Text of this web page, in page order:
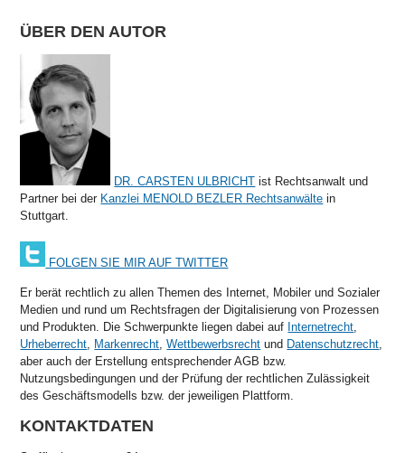
ÜBER DEN AUTOR
DR. CARSTEN ULBRICHT ist Rechtsanwalt und
Partner bei der Kanzlei MENOLD BEZLER Rechtsanwälte in
Stuttgart.
FOLGEN SIE MIR AUF TWITTER
Er berät rechtlich zu allen Themen des Internet, Mobiler und Sozialer
Medien und rund um Rechtsfragen der Digitalisierung von Prozessen
und Produkten. Die Schwerpunkte liegen dabei auf Internetrecht,
Urheberrecht, Markenrecht,Wettbewerbsrecht und Datenschutzrecht,
aber auch der Erstellung entsprechender AGB bzw.
Nutzungsbedingungen und der Prüfung der rechtlichen Zulässigkeit
des Geschäftsmodells bzw. der jeweiligen Plattform.
KONTAKTDATEN